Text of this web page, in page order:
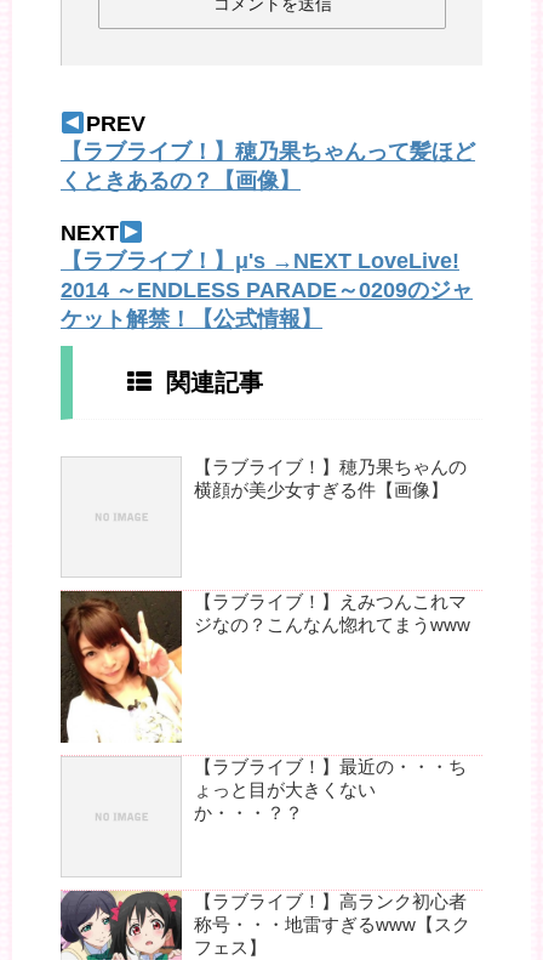
PREV
【ラブライブ！】穂乃果ちゃんって髪ほど
くときあるの？【画像】
NEXT
【ラブライブ！】μ's →NEXT LoveLive!
2014 ～ENDLESS PARADE～0209のジャ
ケット解禁！【公式情報】
関連記事
【ラブライブ！】穂乃果ちゃんの
横顔が美少女すぎる件【画像】
【ラブライブ！】えみつんこれマ
ジなの？こんなん惚れてまうwww
【ラブライブ！】最近の・・・ち
ょっと目が大きくない
か・・・？？
【ラブライブ！】高ランク初心者
称号・・・地雷すぎるwww【スク
フェス】